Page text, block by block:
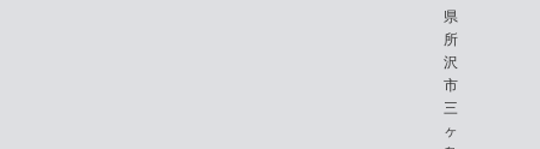
県
所
沢
市
三
ヶ